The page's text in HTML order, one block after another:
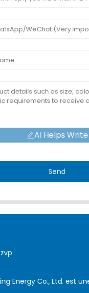
AI Helps Write
Send
Energy Co., Ltd. est